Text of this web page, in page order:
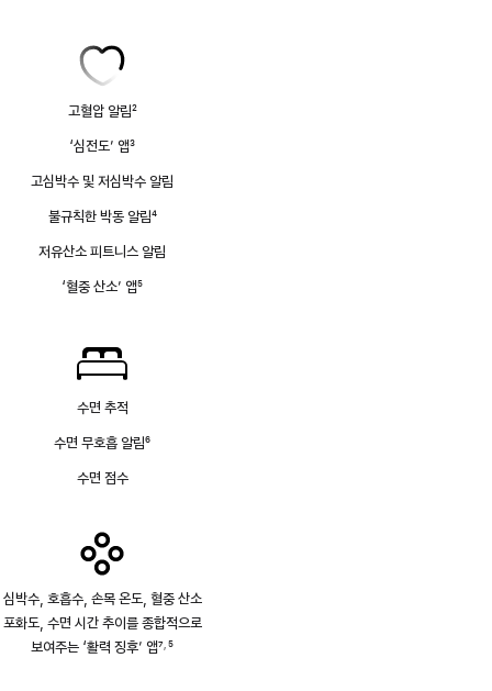
고혈압 알림
각주
2
‘심전도’ 앱3
고심박수 및 저심박수 알림
불규칙한 박동 알림4
저유산소 피트니스 알림
‘혈중 산소’ 앱5
수면 추적
수면 무호흡 알림6
수면 점수
심박수, 호흡수, 손목 온도, 혈중 산소
포화도, 수면 시간 추이를 종합적으로
보여주는 ‘활력 징후’ 앱7 5